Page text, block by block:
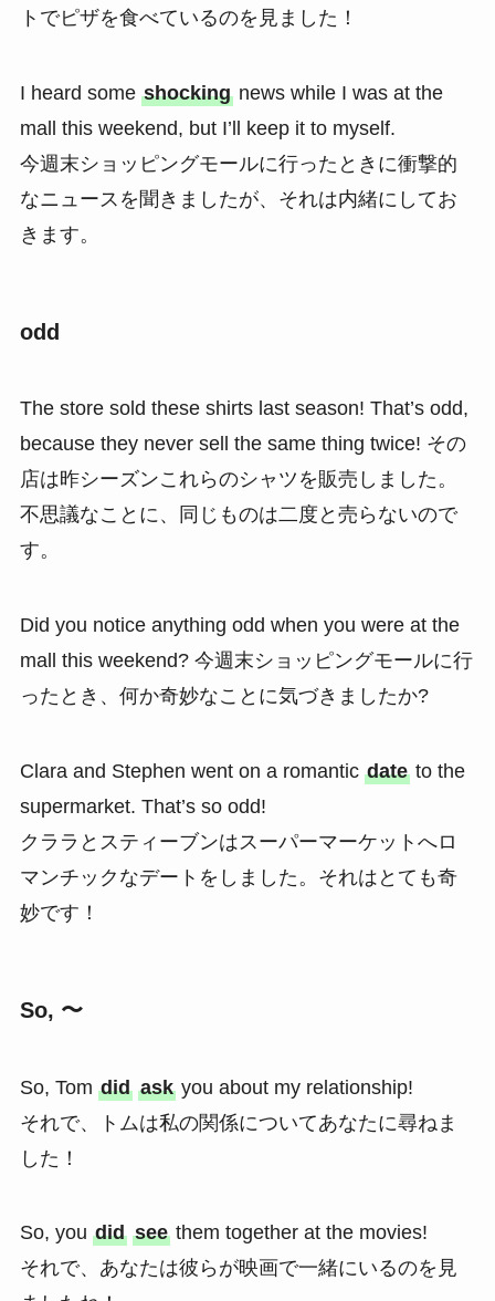
トでピザを食べているのを見ました！
I heard some shockingnews while I was at the
mall this weekend, but I’ll keep it to myself.
今週末ショッピングモールに行ったときに衝撃的
なニュースを聞きましたが、それは内緒にしてお
きます。
odd
The store sold these shirts last season! That’s odd,
because they never sell the same thing twice! その
店は昨シーズンこれらのシャツを販売しました。
不思議なことに、同じものは二度と売らないので
す。
Did you notice anything odd when you were at the
mall this weekend? 今週末ショッピングモールに行
ったとき、何か奇妙なことに気づきましたか?
Clara and Stephen went on a romantic dateto the
supermarket. That’s so odd!
クララとスティーブンはスーパーマーケットへロ
マンチックなデートをしました。それはとても奇
妙です！
So, 〜
So, Tom did askyou about my relationship!
それで、トムは私の関係についてあなたに尋ねま
した！
So, you did seethem together at the movies!
それで、あなたは彼らが映画で一緒にいるのを見